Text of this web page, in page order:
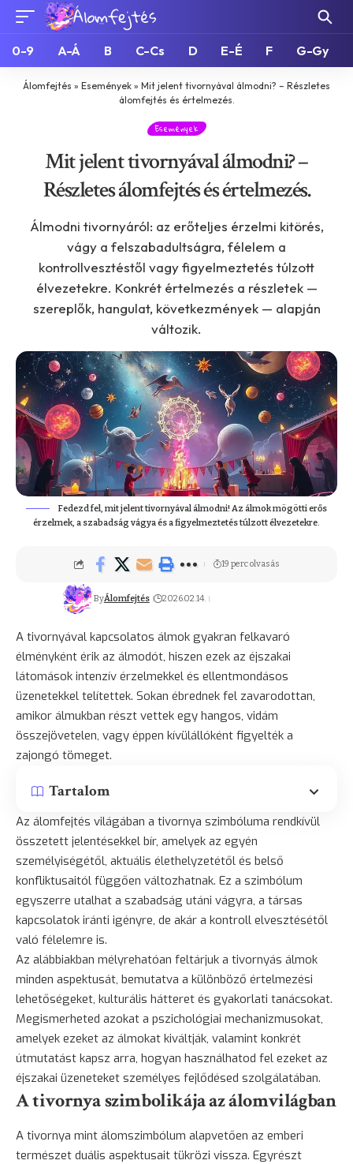
0-9 A-Á B C-Cs D E-É F G-Gy
Álomfejtés » Események » Mit jelent tivornyával álmodni? – Részletes
álomfejtés és értelmezés.
Események
Mit jelent tivornyával álmodni? –
Részletes álomfejtés és értelmezés.
Álmodni tivornyáról: az erőteljes érzelmi kitörés,
vágy a felszabadultságra, félelem a
kontrollvesztéstől vagy figyelmeztetés túlzott
élvezetekre. Konkrét értelmezés a részletek —
szereplők, hangulat, következmények — alapján
változik.
Fedezd fel, mit jelent tivornyával álmodni! Az álmok mögötti erős
érzelmek, a szabadság vágya és a figyelmeztetés túlzott élvezetekre.
ByÁlomfejtés 2026.02.14.
19 perc olvasás
A tivornyával kapcsolatos álmok gyakran felkavaró
élményként érik az álmodót, hiszen ezek az éjszakai
látomások intenzív érzelmekkel és ellentmondásos
üzenetekkel telítettek. Sokan ébrednek fel zavarodottan,
amikor álmukban részt vettek egy hangos, vidám
összejövetelen, vagy éppen kívülállóként figyelték a
zajongó tömeget.
Tartalom
Az álomfejtés világában a tivornya szimbóluma rendkívül
összetett jelentésekkel bír, amelyek az egyén
személyiségétől, aktuális élethelyzetétől és belső
konfliktusaitól függően változhatnak. Ez a szimbólum
egyszerre utalhat a szabadság utáni vágyra, a társas
kapcsolatok iránti igényre, de akár a kontroll elvesztésétől
való félelemre is.
Az alábbiakban mélyrehatóan feltárjuk a tivornyás álmok
minden aspektusát, bemutatva a különböző értelmezési
lehetőségeket, kulturális hátteret és gyakorlati tanácsokat.
Megismerheted azokat a pszichológiai mechanizmusokat,
amelyek ezeket az álmokat kiváltják, valamint konkrét
útmutatást kapsz arra, hogyan használhatod fel ezeket az
éjszakai üzeneteket személyes fejlődésed szolgálatában.
A tivornya szimbolikája az álomvilágban
A tivornya mint álomszimbólum alapvetően az emberi
természet duális aspektusait tükrözi vissza. Egyrészt